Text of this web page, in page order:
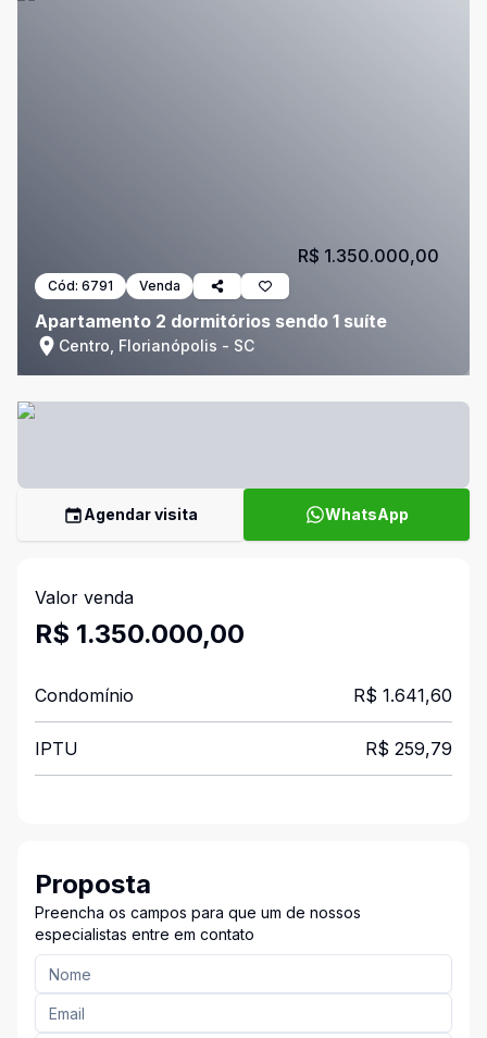
Cód: 6791 Venda
Apartamento 2 dormitórios sendo 1 suíte
Centro, Florianópolis - SC
R$ 1.350.000,00
Agendar visita WhatsApp
Valor venda
R$ 1.350.000,00
Condomínio R$ 1.641,60
IPTU R$ 259,79
Proposta
Preencha os campos para que um de nossos
especialistas entre em contato